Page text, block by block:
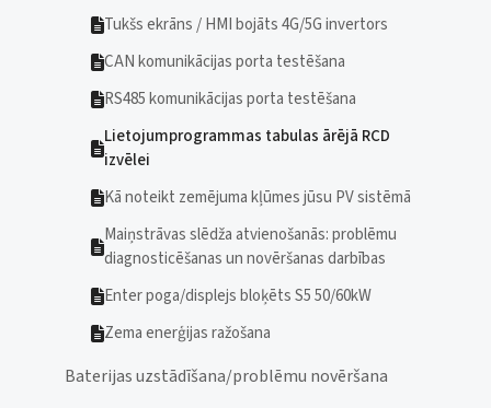
Tukšs ekrāns / HMI bojāts 4G/5G invertors
CAN komunikācijas porta testēšana
RS485 komunikācijas porta testēšana
Lietojumprogrammas tabulas ārējā RCD
izvēlei
Kā noteikt zemējuma kļūmes jūsu PV sistēmā
Maiņstrāvas slēdža atvienošanās: problēmu
diagnosticēšanas un novēršanas darbības
Enter poga/displejs bloķēts S5 50/60kW
Zema enerģijas ražošana
Baterijas uzstādīšana/problēmu novēršana